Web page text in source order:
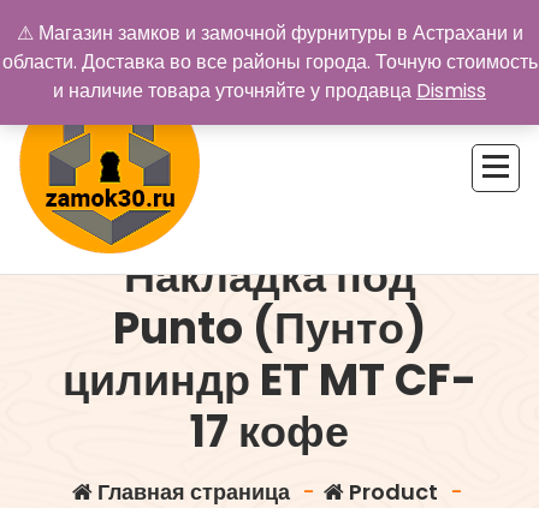
содержимому
Накладка под
Punto (Пунто)
цилиндр ET MT CF-
17 кофе
Главная страница - Product -
⚠ Магазин замков и замочной фурнитуры в Астрахани и
области. Доставка во все районы города. Точную стоимость
и наличие товара уточняйте у продавца Dismiss